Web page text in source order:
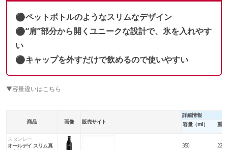
⚫︎ペットボトルのようなスリムなデザイン
⚫︎“肩”部分から開くユニークな設計で、氷を入れやす
い
⚫︎キャップを外すだけで飲めるので使いやすい
▼容量違いはこちら
商品 画像 販売サイト
詳細情報
容量（ml）
重
スタンレー
オールデイ スリム真
350 220